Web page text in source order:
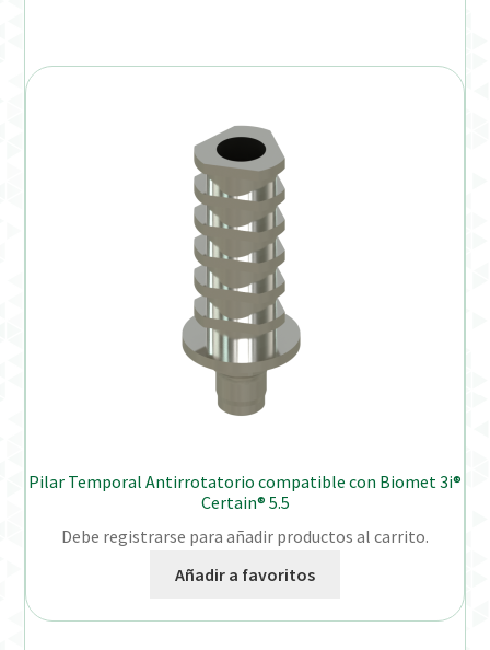
Pilar Temporal Antirrotatorio compatible con Biomet 3i®
Certain® 5.5
Debe registrarse para añadir productos al carrito.
Añadir a favoritos